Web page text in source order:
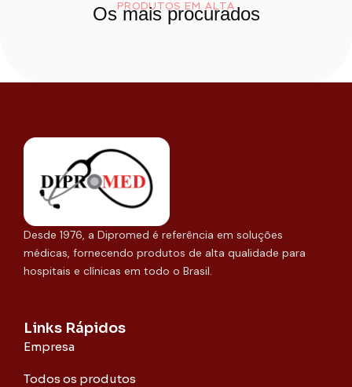
PRODUTOS EM ALTA
Os mais procurados
Desde 1976, a Dipromed é referência em soluções
médicas, fornecendo produtos de alta qualidade para
hospitais e clínicas em todo o Brasil.
Links Rápidos
Empresa
Todos os produtos